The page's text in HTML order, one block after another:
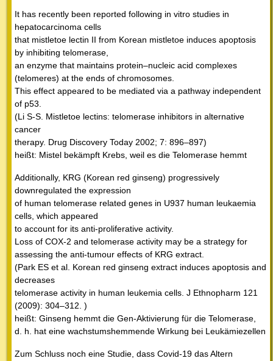
It has recently been reported following in vitro studies in
hepatocarcinoma cells
that mistletoe lectin II from Korean mistletoe induces apoptosis
by inhibiting telomerase,
an enzyme that maintains protein–nucleic acid complexes
(telomeres) at the ends of chromosomes.
This effect appeared to be mediated via a pathway independent
of p53.
(Li S-S. Mistletoe lectins: telomerase inhibitors in alternative
cancer
therapy. Drug Discovery Today 2002; 7: 896–897)
heißt: Mistel bekämpft Krebs, weil es die Telomerase hemmt
Additionally, KRG (Korean red ginseng) progressively
downregulated the expression
of human telomerase related genes in U937 human leukaemia
cells, which appeared
to account for its anti-proliferative activity.
Loss of COX-2 and telomerase activity may be a strategy for
assessing the anti-tumour effects of KRG extract.
(Park ES et al. Korean red ginseng extract induces apoptosis and
decreases
telomerase activity in human leukemia cells. J Ethnopharm 121
(2009): 304–312. )
heißt: Ginseng hemmt die Gen-Aktivierung für die Telomerase,
d. h. hat eine wachstumshemmende Wirkung bei Leukämiezellen
Zum Schluss noch eine Studie, dass Covid-19 das Altern